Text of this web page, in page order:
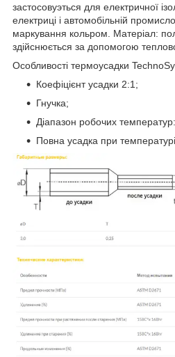
застосовуэться для електричної
електриці і автомобільній
маркування кольром. Матеріал:
здійснюється за допомогою
Особливості термоусадки
Коефіцієнт усадки 2:1;
Гнучка;
Діапазон робочих
Повна усадка при